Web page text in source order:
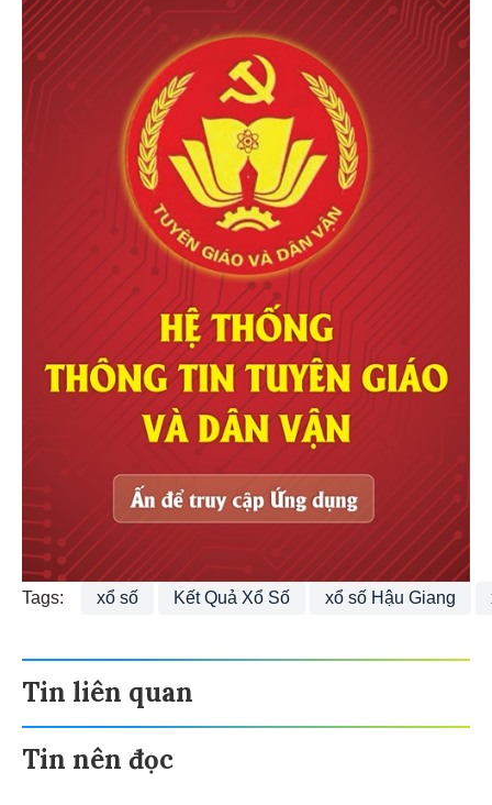
Tags: xổ số Kết Quả Xổ Số xổ số Hậu Giang
Tin liên quan
Tin nên đọc